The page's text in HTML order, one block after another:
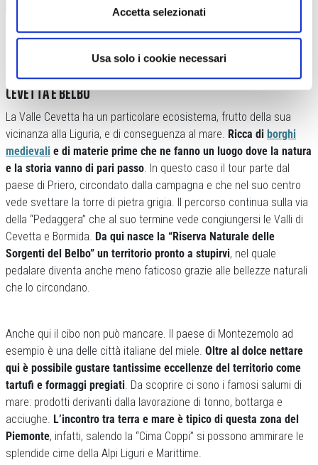
Accetta selezionati
Usa solo i cookie necessari
CEVETTA E BELBO
La Valle Cevetta ha un particolare ecosistema, frutto della sua
vicinanza alla Liguria, e di conseguenza al mare. Ricca di borghi
medievali e di materie prime che ne fanno un luogo dove la natura
e la storia vanno di pari passo . In questo caso il tour parte dal
paese di Priero, circondato dalla campagna e che nel suo centro
vede svettare la torre di pietra grigia. Il percorso continua sulla via
della “Pedaggera” che al suo termine vede congiungersi le Valli di
Cevetta e Bormida. Da qui nasce la “Riserva Naturale delle
Sorgenti del Belbo” un territorio pronto a stupirvi, nel quale
pedalare diventa anche meno faticoso grazie alle bellezze naturali
che lo circondano.
Anche qui il cibo non può mancare. Il paese di Montezemolo ad
esempio è una delle città italiane del miele. Oltre al dolce nettare
qui è possibile gustare tantissime eccellenze del territorio come
tartufi e formaggi pregiati . Da scoprire ci sono i famosi salumi di
mare: prodotti derivanti dalla lavorazione di tonno, bottarga e
acciughe. L’incontro tra terra e mare è tipico di questa zona del
Piemonte, infatti, salendo la “Cima Coppi” si possono ammirare le
splendide cime della Alpi Liguri e Marittime.